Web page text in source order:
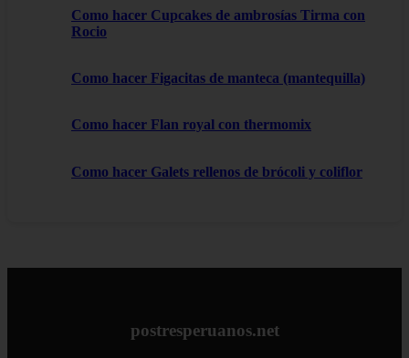
Como hacer Cupcakes de ambrosías Tirma con
Rocio
Como hacer Figacitas de manteca (mantequilla)
Como hacer Flan royal con thermomix
Como hacer Galets rellenos de brócoli y coliflor
postresperuanos.net